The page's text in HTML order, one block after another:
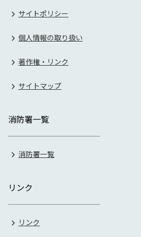
サイトポリシー
個人情報の取り扱い
著作権・リンク
サイトマップ
消防署一覧
消防署一覧
リンク
リンク